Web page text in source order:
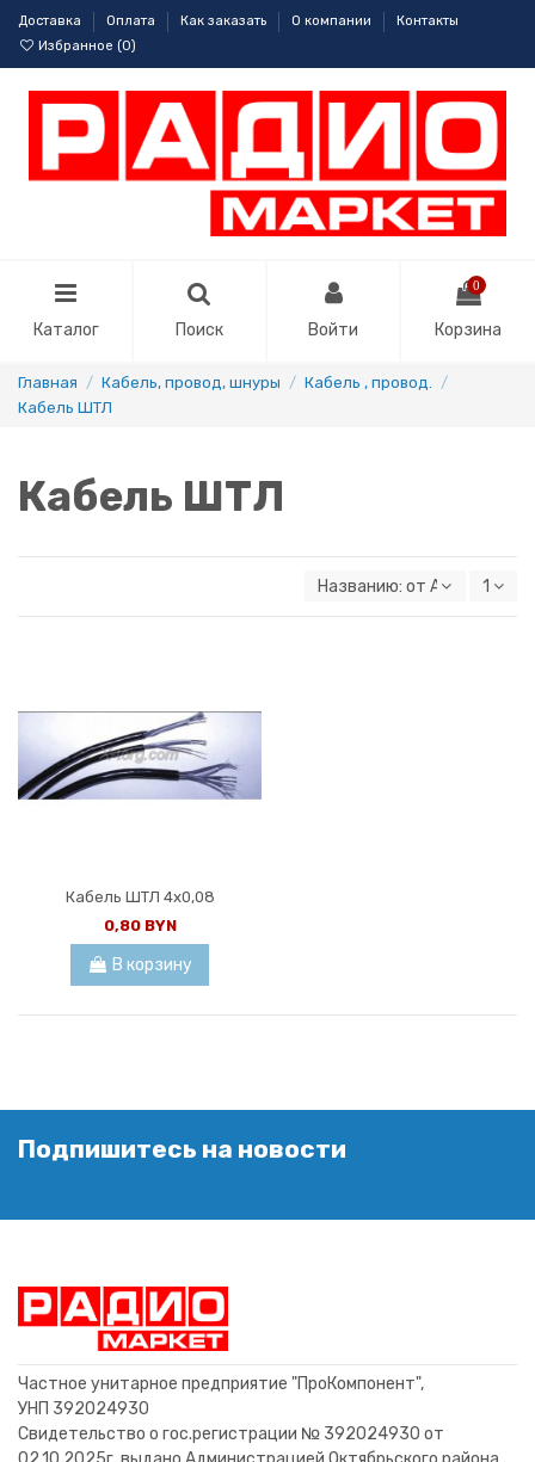
Доставка Оплата Как заказать О компании
Контакты
Избранное (0)
Каталог Поиск Войти
0
Корзина
Главная Кабель, провод, шнуры
Кабель , провод.
Кабель ШТЛ
Кабель ШТЛ
Названию: от А к Я 1
Кабель ШТЛ 4х0,08
0,80 BYN
В корзину
Подпишитесь на новости
Частное унитарное предприятие "ПроКомпонент",
УНП 392024930
Свидетельство о гос.регистрации № 392024930 от